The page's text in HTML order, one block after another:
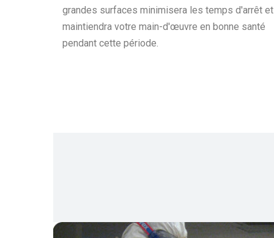
grandes surfaces minimisera les temps d'arrêt et
maintiendra votre main-d'œuvre en bonne santé
pendant cette période.